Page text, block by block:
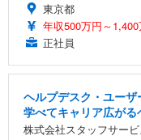
東京都
年収500万円～1,400
正社員
ヘルプデスク・ユー
学べてキャリア広がる
株式会社スタッフサー